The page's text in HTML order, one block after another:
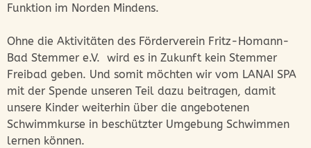
Funktion im Norden Mindens.
Ohne die Aktivitäten des Förderverein Fritz-Homann-
Bad Stemmer e.V. wird es in Zukunft kein Stemmer
Freibad geben. Und somit möchten wir vom LANAI SPA
mit der Spende unseren Teil dazu beitragen, damit
unsere Kinder weiterhin über die angebotenen
Schwimmkurse in beschützter Umgebung Schwimmen
lernen können.